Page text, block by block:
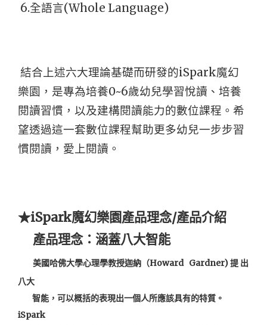
6.全語言(Whole Language)
結合上述六大理論基礎而研發的iSpark魔幻
樂園，是專為培養0~6歲幼兒學習悅讀、培養
閱讀習慣，以及建構閱讀能力的數位課程。希
望透過這一套數位課程幫助更多幼兒一步步習
慣閱讀，愛上閱讀。
★iSpark魔幻樂園產品理念/產品介紹
產品理念：涵蓋八大智能
美國哈佛大學心理學教授迦納（Howard Gardner) 提 出
八大
智能，可以概括的表現出一個人所應該具有的特質。
iSpark